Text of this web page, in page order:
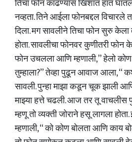
तिचा फोन काढण्यास खिशात हात
नव्हता. तिने आईला फोनबद्दल विचारले
दिला. मग सावलीने तिचा फोन सुरु
होता. सावलीचा फोनवर कुणीतरी फोन
फोन उचलला आणि म्हणाली,” हेलो
तुम्हाला?” तेव्हा पुढून आवाज आला, “
सावली. पुन्हा माझा कडून चूक झाली
माझ्या हत्ते चढली. आज तर तू वाचलीस
म्हणू तो व्यक्ती जोराने हसू लागला
म्हणाली, “ को कोण बोलता आणि काय